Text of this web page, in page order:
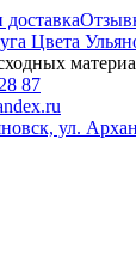
87
ул.